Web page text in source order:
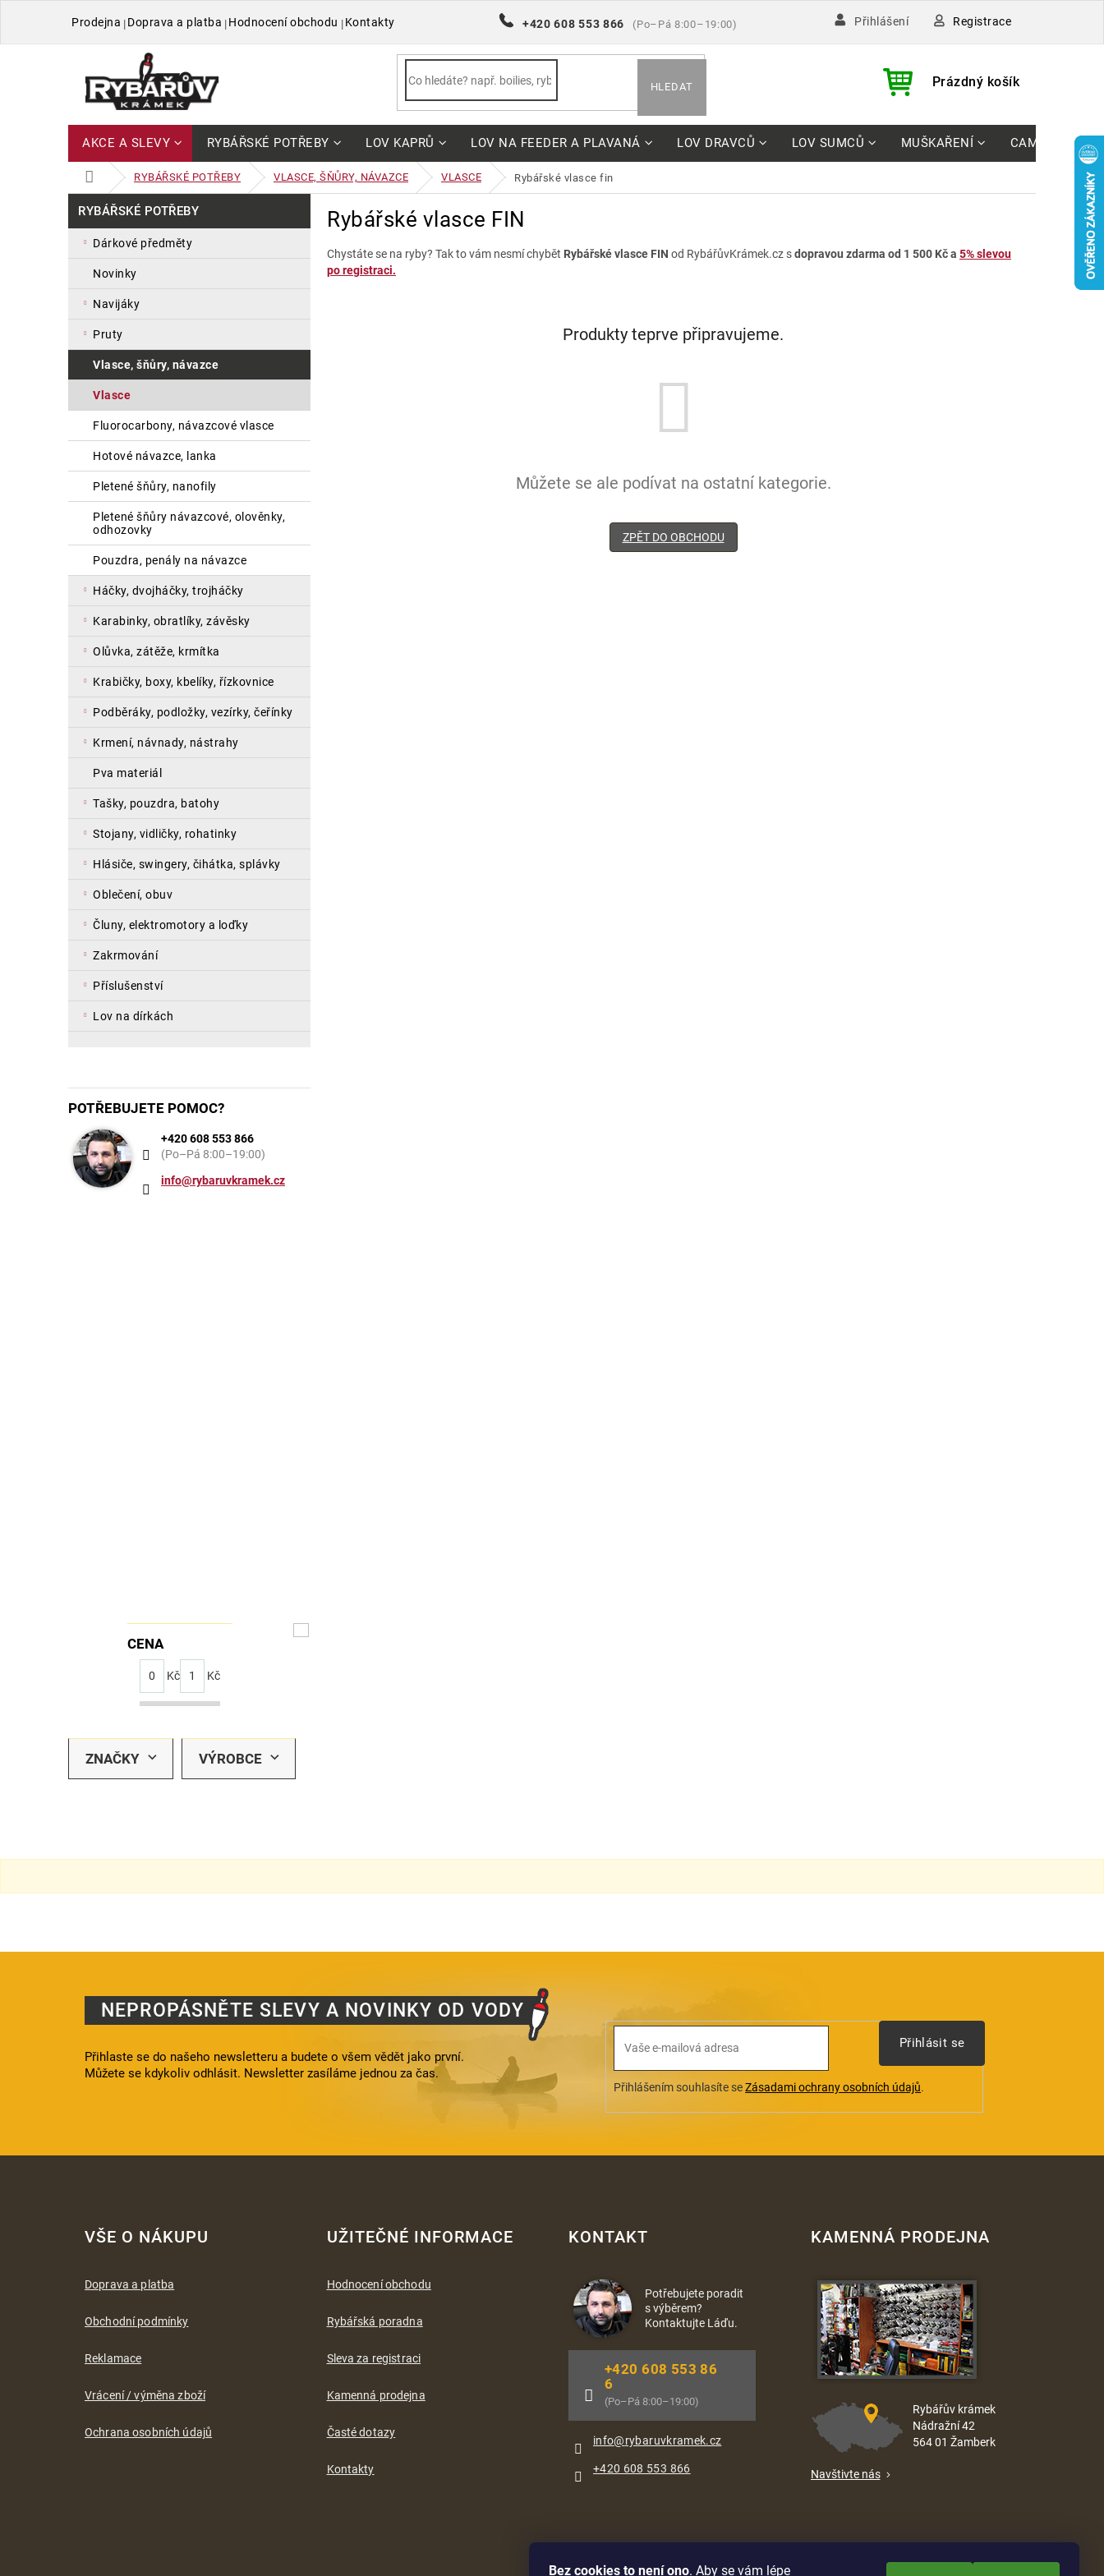
Bez cookies to není ono. Aby se vám lépe
+420 608 553 866 (Po–Pá 8:00–19:00)
Prodejna Doprava a platba Hodnocení obchodu Kontakty Přihlášení Registrace
HLEDAT
NÁKUPNÍ
Prázdný košík
AKCE A SLEVY RYBÁŘSKÉ POTŘEBY LOV KAPRŮ LOV NA FEEDER A PLAVANÁ LOV DRAVCŮ LOV SUMCŮ MUŠKAŘENÍ CAMPING
DOMŮ RYBÁŘSKÉ POTŘEBY VLASCE, ŠŇŮRY, NÁVAZCE VLASCE rybářské vlasce fin
í
a
l
kategorie
RYBÁŘSKÉ POTŘEBY
dárkové předměty
novinky
navijáky
pruty
vlasce, šňůry, návazce
vlasce
fluorocarbony, návazcové vlasce
hotové návazce, lanka
pletené šňůry, nanofily
pletené šňůry návazcové, olověnky,
odhozovky
pouzdra, penály na návazce
háčky, dvojháčky, trojháčky
karabinky, obratlíky, závěsky
olůvka, zátěže, krmítka
krabičky, boxy, kbelíky, řízkovnice
podběráky, podložky, vezírky, čeřínky
krmení, návnady, nástrahy
pva materiál
tašky, pouzdra, batohy
stojany, vidličky, rohatinky
hlásiče, swingery, čihátka, splávky
oblečení, obuv
čluny, elektromotory a loďky
zakrmování
příslušenství
lov na dírkách
POTŘEBUJETE POMOC?
+420 608 553 866
(Po–Pá 8:00–19:00)
info@rybaruvkramek.cz
CENA
0 Kč 1 Kč
ZNAČKY VÝROBCE
Rybářské vlasce FIN
Chystáte se na ryby? Tak to vám nesmí chybět Rybářské vlasce FIN od RybářůvKrámek.cz sdopravou zdarma od 1 500 Kč a 5% slevou
po registraci.
Produkty teprve připravujeme.
Můžete se ale podívat na ostatní kategorie.
ZPĚT DO OBCHODU
NEPROPÁSNĚTE SLEVY A NOVINKY OD VODY
Přihlaste se do našeho newsletteru a budete o všem vědět jako první.
Můžete se kdykoliv odhlásit. Newsletter zasíláme jednou za čas.
Přihlášením souhlasíte seZásadami ochrany osobních údajů.
Přihlásit se
VŠE O NÁKUPU
Doprava a platba
Obchodní podmínky
Reklamace
Vrácení / výměna zboží
Ochrana osobních údajů
UŽITEČNÉ INFORMACE
Hodnocení obchodu
Rybářská poradna
Sleva za registraci
Kamenná prodejna
Časté dotazy
Kontakty
KONTAKT
Potřebujete poradit
s výběrem?
Kontaktujte Láďu.
info@rybaruvkramek.cz
+420 608 553 86
6
(Po–Pá 8:00–19:00)
+420 608 553 866
KAMENNÁ PRODEJNA
Rybářův krámek
Nádražní 42
564 01 Žamberk
Navštivte nás